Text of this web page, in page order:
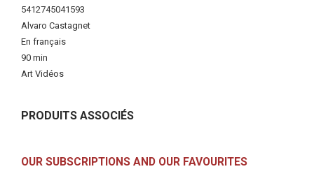
5412745041593
Alvaro Castagnet
En français
90 min
Art Vidéos
PRODUITS ASSOCIÉS
OUR SUBSCRIPTIONS AND OUR FAVOURITES